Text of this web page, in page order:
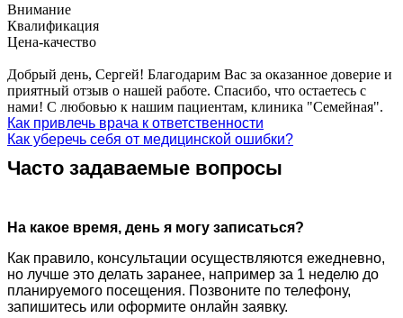
Внимание
Квалификация
Цена-качество
Добрый день, Сергей! Благодарим Вас за оказанное доверие и
приятный отзыв о нашей работе. Спасибо, что остаетесь с
нами! С любовью к нашим пациентам, клиника "Семейная".
Как привлечь врача к ответственности
Как уберечь себя от медицинской ошибки?
Часто задаваемые вопросы
На какое время, день я могу записаться?
Как правило, консультации осуществляются ежедневно,
но лучше это делать заранее, например за 1 неделю до
планируемого посещения. Позвоните по телефону,
запишитесь или оформите онлайн заявку.